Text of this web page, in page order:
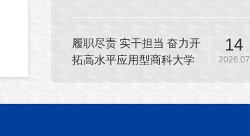
14
2026.07
履职尽责 实干担当 奋力开
拓高水平应用型商科大学